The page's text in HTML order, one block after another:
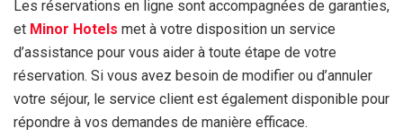
Les réservations en ligne sont accompagnées de garanties,
et Minor Hotels met à votre disposition un service
d’assistance pour vous aider à toute étape de votre
réservation. Si vous avez besoin de modifier ou d’annuler
votre séjour, le service client est également disponible pour
répondre à vos demandes de manière efficace.